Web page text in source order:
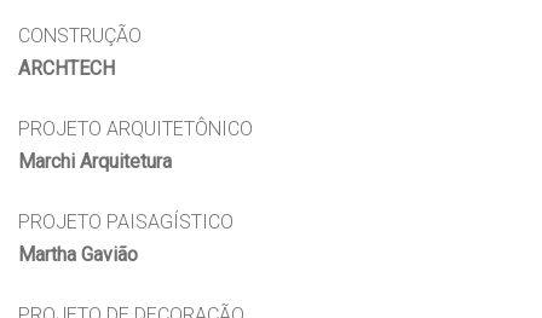
CONSTRUÇÃO
ARCHTECH
PROJETO ARQUITETÔNICO
Marchi Arquitetura
PROJETO PAISAGÍSTICO
Martha Gavião